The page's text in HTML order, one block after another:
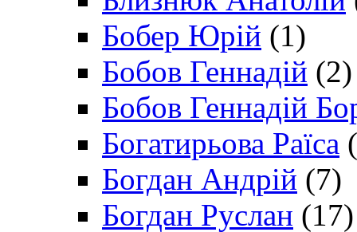
Бобер Юрій (1)
Бобов Геннадій (2)
Бобов Геннадій
Богатирьова Раїса
Богдан Андрій (7)
Богдан Руслан (17)